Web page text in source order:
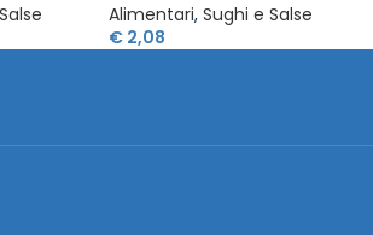
Alimentari, Sughi e Salse
€ 2,08